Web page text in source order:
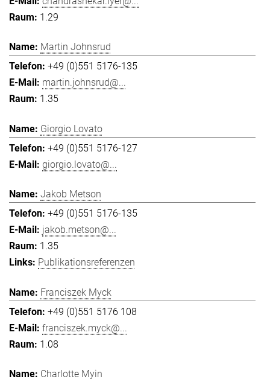
1.29
Martin Johnsrud
+49 (0)551 5176-135
martin.johnsrud@...
1.35
Giorgio Lovato
+49 (0)551 5176-127
giorgio.lovato@...
Jakob Metson
+49 (0)551 5176-135
jakob.metson@...
1.35
Publikationsreferenzen
Franciszek Myck
+49 (0)551 5176 108
franciszek.myck@...
1.08
Charlotte Myin